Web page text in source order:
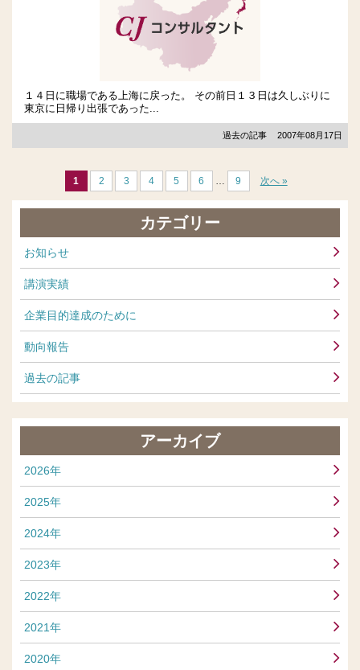
１４日に職場である上海に戻った。 その前日１３日は久しぶりに
東京に日帰り出張であった...
過去の記事 2007年08月17日
1 2 3 4 5 6 … 9 次へ »
カテゴリー
お知らせ
講演実績
企業目的達成のために
動向報告
過去の記事
アーカイブ
2026年
2025年
2024年
2023年
2022年
2021年
2020年